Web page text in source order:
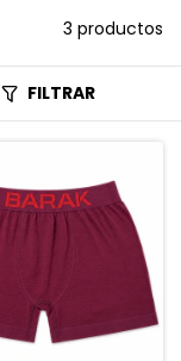
3 productos
FILTRAR